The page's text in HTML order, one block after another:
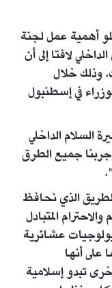
أهمية عمل لجنة
لافتا إلى أن
وذلك خلال
في إسطنبول
السلام الداخلي
نوعها وخلال 12عاما جربنا جميع الطرق
الذي نحافظ
المتبادل
عشائرية
على أنها
تبدو إسلامية